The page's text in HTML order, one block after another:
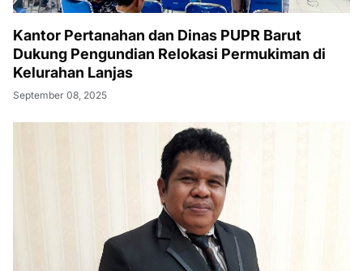
Kantor Pertanahan dan Dinas PUPR Barut
Dukung Pengundian Relokasi Permukiman di
Kelurahan Lanjas
September 08, 2025